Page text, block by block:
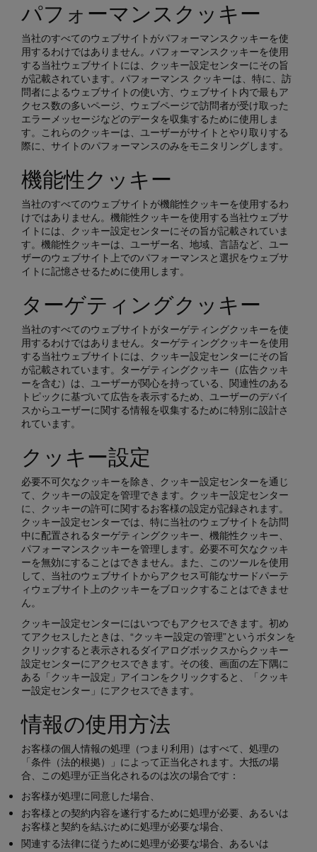
パフォーマンスクッキー
当社のすべてのウェブサイトがパフォーマンスクッキーを使
用するわけではありません。パフォーマンスクッキーを使用
する当社ウェブサイトには、クッキー設定センターにその旨
が記載されています。パフォーマンス クッキーは、特に、訪
問者によるウェブサイトの使い方、ウェブサイト内で最もア
クセス数の多いページ、ウェブページで訪問者が受け取った
エラーメッセージなどのデータを収集するために使用しま
す。これらのクッキーは、ユーザーがサイトとやり取りする
際に、サイトのパフォーマンスのみをモニタリングします。
機能性クッキー
当社のすべてのウェブサイトが機能性クッキーを使用するわ
けではありません。機能性クッキーを使用する当社ウェブサ
イトには、クッキー設定センターにその旨が記載されていま
す。機能性クッキーは、ユーザー名、地域、言語など、ユー
ザーのウェブサイト上でのパフォーマンスと選択をウェブサ
イトに記憶させるために使用します。
ターゲティングクッキー
当社のすべてのウェブサイトがターゲティングクッキーを使
用するわけではありません。ターゲティングクッキーを使用
する当社ウェブサイトには、クッキー設定センターにその旨
が記載されています。ターゲティングクッキー（広告クッキ
ーを含む）は、ユーザーが関心を持っている、関連性のある
トピックに基づいて広告を表示するため、ユーザーのデバイ
スからユーザーに関する情報を収集するために特別に設計さ
れています。
クッキー設定
必要不可欠なクッキーを除き、クッキー設定センターを通じ
て、クッキーの設定を管理できます。クッキー設定センター
に、クッキーの許可に関するお客様の設定が記録されます。
クッキー設定センターでは、特に当社のウェブサイトを訪問
中に配置されるターゲティングクッキー、機能性クッキー、
パフォーマンスクッキーを管理します。必要不可欠なクッキ
ーを無効にすることはできません。また、このツールを使用
して、当社のウェブサイトからアクセス可能なサードパーテ
ィウェブサイト上のクッキーをブロックすることはできませ
ん。
クッキー設定センターにはいつでもアクセスできます。初め
てアクセスしたときは、“クッキー設定の管理”というボタンを
クリックすると表示されるダイアログボックスからクッキー
設定センターにアクセスできます。その後、画面の左下隅に
ある「クッキー設定」アイコンをクリックすると、「クッキ
ー設定センター」にアクセスできます。
情報の使用方法
お客様の個人情報の処理（つまり利用）はすべて、処理の
「条件（法的根拠）」によって正当化されます。大抵の場
合、この処理が正当化されるのは次の場合です：
お客様が処理に同意した場合、
お客様との契約内容を遂行するために処理が必要、あるいは
お客様と契約を結ぶために処理が必要な場合、
関連する法律に従うために処理が必要な場合、あるいは